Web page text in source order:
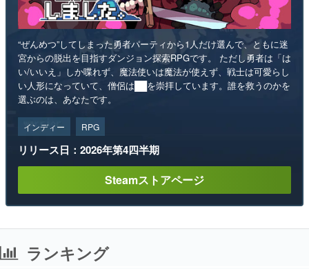
“ぜんめつ”してしまった勇者パーティから1人だけ選んで、ともに迷
宮からの脱出を目指すダンジョン探索RPGです。 ただし勇者は「は
い/いいえ」しか喋れず、魔法使いは魔法が使えず、戦士は可愛らし
い人形になっていて、僧侶は██を崇拝しています。誰を救うのかを
選ぶのは、あなたです。
インディー RPG
リリース日：2026年第4四半期
Steamストアページ
ランキング